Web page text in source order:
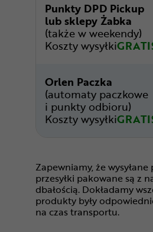
Punkty DPD Pickup
lub sklepy Żabka
(także w weekendy)
Koszty wysyłki
Orlen Paczka
(automaty paczkowe
i punkty odbioru)
Koszty wysyłki
Zapewniamy, że wysyłane
przesyłki pakowane są z
dbałością. Dokładamy
produkty były
na czas transportu.